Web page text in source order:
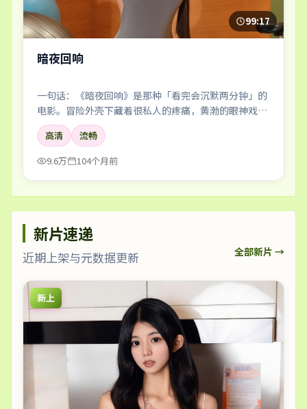
99:17
暗夜回响
一句话：《暗夜回响》是那种「看完会沉默两分钟」的
电影。冒险外壳下藏着很私人的疼痛，黄渤的眼神戏尤
其要命。
高清
流畅
9.6万
104个月前
新片速递
近期上架与元数据更新 全部新片 →
新上